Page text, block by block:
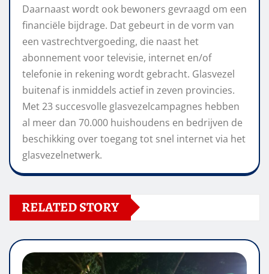
Daarnaast wordt ook bewoners gevraagd om een
financiële bijdrage. Dat gebeurt in de vorm van
een vastrechtvergoeding, die naast het
abonnement voor televisie, internet en/of
telefonie in rekening wordt gebracht. Glasvezel
buitenaf is inmiddels actief in zeven provincies.
Met 23 succesvolle glasvezelcampagnes hebben
al meer dan 70.000 huishoudens en bedrijven de
beschikking over toegang tot snel internet via het
glasvezelnetwerk.
RELATED STORY